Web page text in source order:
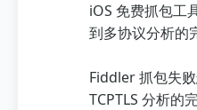
iOS 免费抓包工
到多协议分析的
Fiddler 抓包失
TCPTLS 分析的